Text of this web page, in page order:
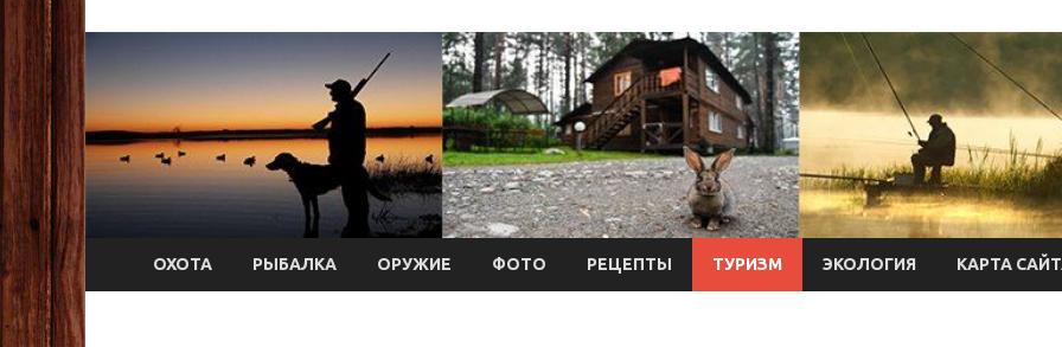
ОХОТА РЫБАЛКА ОРУЖИЕ ФОТО РЕЦЕПТЫ ТУРИЗМ ЭКОЛОГИЯ КАРТА